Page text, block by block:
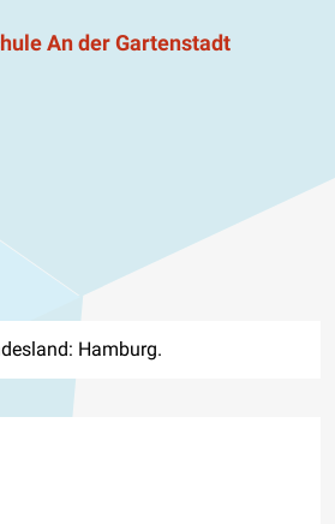
An der Gartenstadt
Hamburg.